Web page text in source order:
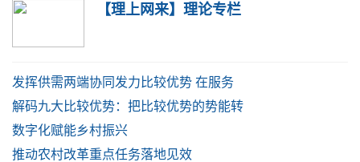
【理上网来】理论专栏
发挥供需两端协同发力比较优势 在服务
解码九大比较优势：把比较优势的势能转
数字化赋能乡村振兴
推动农村改革重点任务落地见效